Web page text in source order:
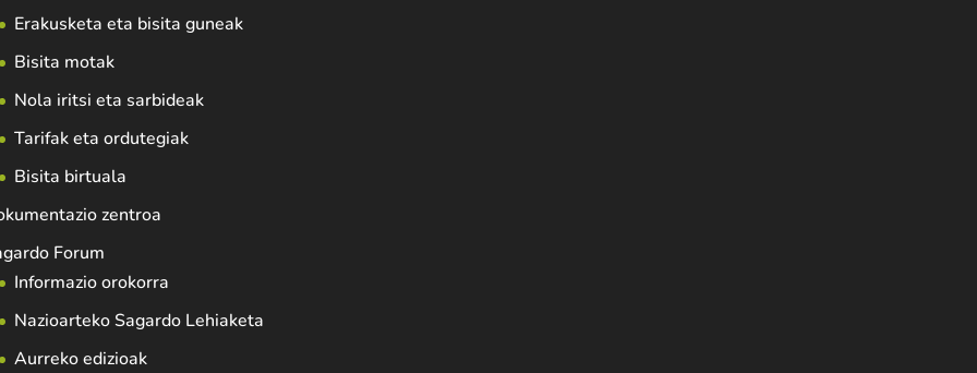
Erakusketa eta bisita guneak
Bisita motak
Nola iritsi eta sarbideak
Tarifak eta ordutegiak
Bisita birtuala
zentroa
Forum
Informazio orokorra
Nazioarteko Sagardo Lehiaketa
Aurreko edizioak